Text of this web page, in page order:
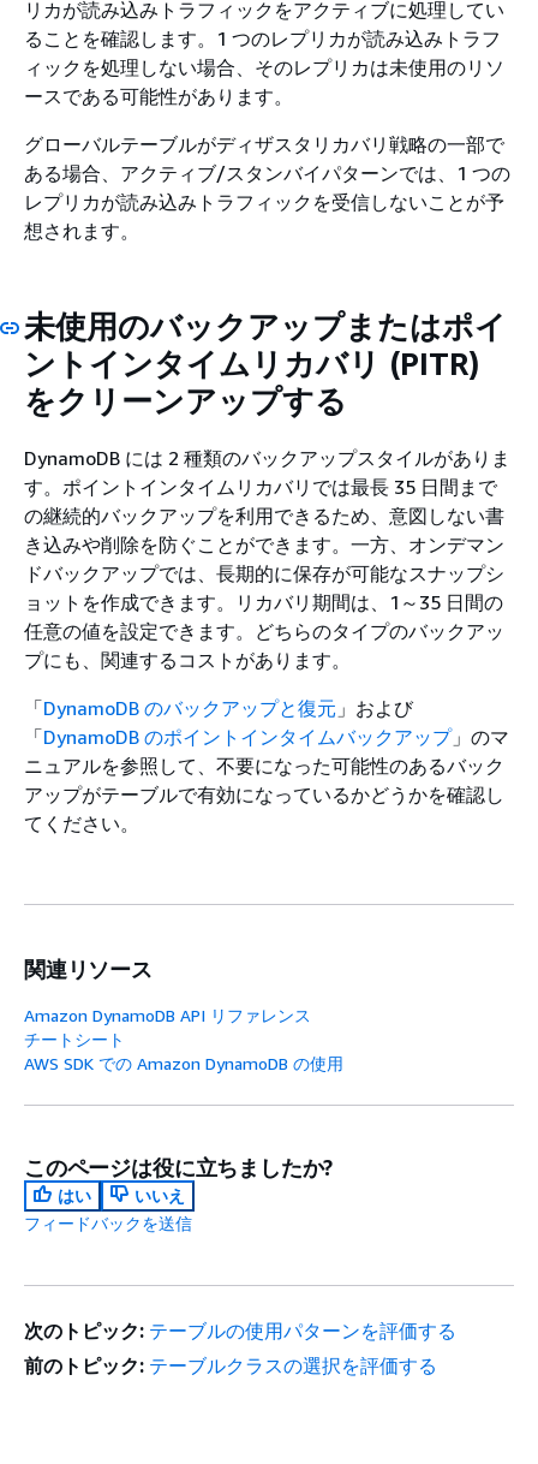
リカが読み込みトラフィックをアクティブに処理してい
ることを確認します。1 つのレプリカが読み込みトラフ
ィックを処理しない場合、そのレプリカは未使用のリソ
ースである可能性があります。
グローバルテーブルがディザスタリカバリ戦略の一部で
ある場合、アクティブ/スタンバイパターンでは、1 つの
レプリカが読み込みトラフィックを受信しないことが予
想されます。
未使用のバックアップまたはポイ
ントインタイムリカバリ (PITR)
をクリーンアップする
DynamoDB には 2 種類のバックアップスタイルがありま
す。ポイントインタイムリカバリでは最長 35 日間まで
の継続的バックアップを利用できるため、意図しない書
き込みや削除を防ぐことができます。一方、オンデマン
ドバックアップでは、長期的に保存が可能なスナップシ
ョットを作成できます。リカバリ期間は、1～35 日間の
任意の値を設定できます。どちらのタイプのバックアッ
プにも、関連するコストがあります。
「DynamoDB のバックアップと復元 」および
「DynamoDB のポイントインタイムバックアップ」のマ
ニュアルを参照して、不要になった可能性のあるバック
アップがテーブルで有効になっているかどうかを確認し
てください。
関連リソース
Amazon DynamoDB API リファレンス
チートシート
AWS SDK での Amazon DynamoDB の使用
このページは役に立ちましたか?
はい
いいえ
フィードバックを送信
次のトピック: テーブルの使用パターンを評価する
前のトピック: テーブルクラスの選択を評価する